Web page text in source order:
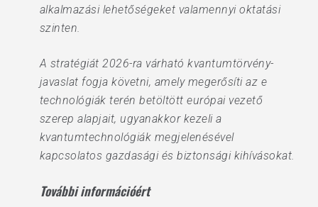
alkalmazási lehetőségeket valamennyi oktatási
szinten.
A stratégiát 2026-ra várható kvantumtörvény-
javaslat fogja követni, amely megerősíti az e
technológiák terén betöltött európai vezető
szerep alapjait, ugyanakkor kezeli a
kvantumtechnológiák megjelenésével
kapcsolatos gazdasági és biztonsági kihívásokat.
További információért